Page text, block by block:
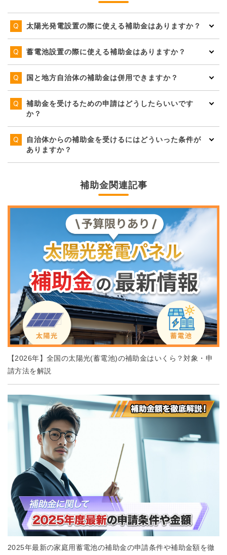
太陽光発電設置の際に使える補助金はありますか？
蓄電池設置の際に使える補助金はありますか？
国と地方自治体の補助金は併用できますか？
補助金を受けるための申請はどうしたらいいです
か？
自治体からの補助金を受けるにはどういった条件が
ありますか？
補助金関連記事
【2026年】全国の太陽光(蓄電池)の補助金はいくら？対象・申
請方法を解説
2025年最新の家庭用蓄電池の補助金の申請条件や補助金額を徹